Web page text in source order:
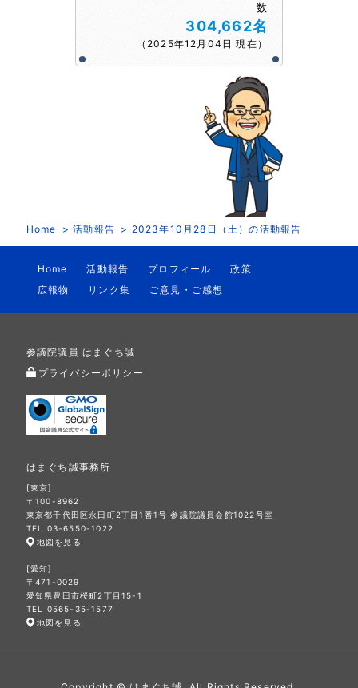
数
304,662名
（2025年12月04日 現在）
Home 活動報告 2023年10月28日（土）の活動報告
Home 活動報告 プロフィール
政策
広報物
リンク集 ご意見・ご感想
参議院議員 はまぐち誠
プライバシーポリシー
はまぐち誠事務所
[東京]
〒100-8962
東京都千代田区永田町2丁目1番1号 参議院議員会館1022号室
TEL 03-6550-1022
地図を見る
[愛知]
〒471-0029
愛知県豊田市桜町2丁目15-1
TEL 0565-35-1577
地図を見る